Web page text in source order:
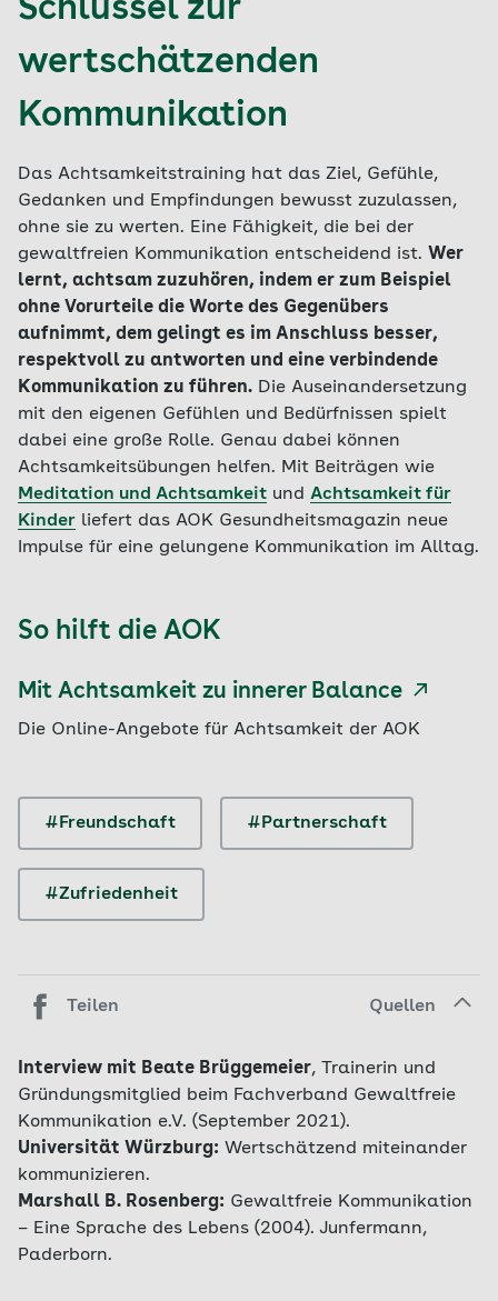
Schlüssel zur
wertschätzenden
Kommunikation
Das Achtsamkeitstraining hat das Ziel, Gefühle,
Gedanken und Empfindungen bewusst zuzulassen,
ohne sie zu werten. Eine Fähigkeit, die bei der
gewaltfreien Kommunikation entscheidend ist. Wer
lernt, achtsam zuzuhören, indem er zum Beispiel
ohne Vorurteile die Worte des Gegenübers
aufnimmt, dem gelingt es im Anschluss besser,
respektvoll zu antworten und eine verbindende
Kommunikation zu führen. Die Auseinandersetzung
mit den eigenen Gefühlen und Bedürfnissen spielt
dabei eine große Rolle. Genau dabei können
Achtsamkeitsübungen helfen. Mit Beiträgen wie
Meditation und Achtsamkeit und Achtsamkeit für
Kinder liefert das AOK Gesundheitsmagazin neue
Impulse für eine gelungene Kommunikation im Alltag.
So hilft die AOK
Mit Achtsamkeit zu innerer Balance
Die Online-Angebote für Achtsamkeit der AOK
#Freundschaft #Partnerschaft
#Zufriedenheit
Teilen Quellen
Interview mit Beate Brüggemeier, Trainerin und
Gründungsmitglied beim Fachverband Gewaltfreie
Kommunikation e.V. (September 2021).
Universität Würzburg: Wertschätzend miteinander
kommunizieren.
Marshall B. Rosenberg: Gewaltfreie Kommunikation
– Eine Sprache des Lebens (2004). Junfermann,
Paderborn.